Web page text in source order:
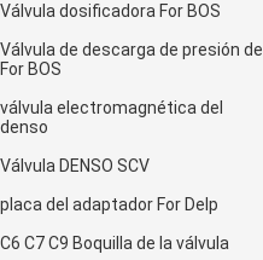
Válvula dosificadora For BOS
Válvula de descarga de presión de
For BOS
válvula electromagnética del
denso
Válvula DENSO SCV
placa del adaptador For Delp
C6 C7 C9 Boquilla de la válvula